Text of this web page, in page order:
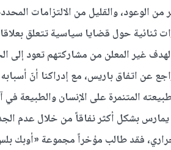
الوعود، والقليل من الالتزامات
ثنائية حول قضايا سياسية تتعلق
غير المعلن من مشاركتهم تعود إلى
عن اتفاق باريس، مع إدراكنا أنّ
المتنمرة على الإنسان والطبيعة
يمارس بشكل أكثر نفاقاً من خلال عدم
فقد طالب مؤخراً مجموعة «أوبك